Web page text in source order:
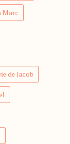
Marc
de Jacob